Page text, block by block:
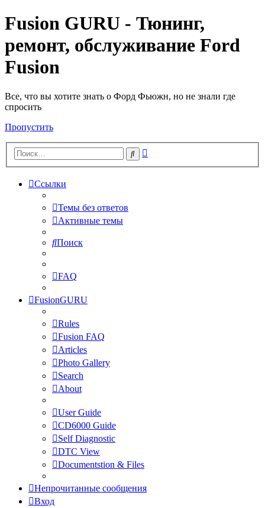
Fusion GURU - Тюнинг,
ремонт, обслуживание Ford
Fusion
Все, что вы хотите знать о Форд Фьюжн, но не знали где
спросить
Пропустить
Поиск
Ссылки
Темы без ответов
Активные темы
Поиск
FAQ
FusionGURU
Rules
Fusion FAQ
Articles
Photo Gallery
Search
About
User Guide
CD6000 Guide
Self Diagnostic
DTC View
Documentstion & Files
Непрочитанные сообщения
Вход